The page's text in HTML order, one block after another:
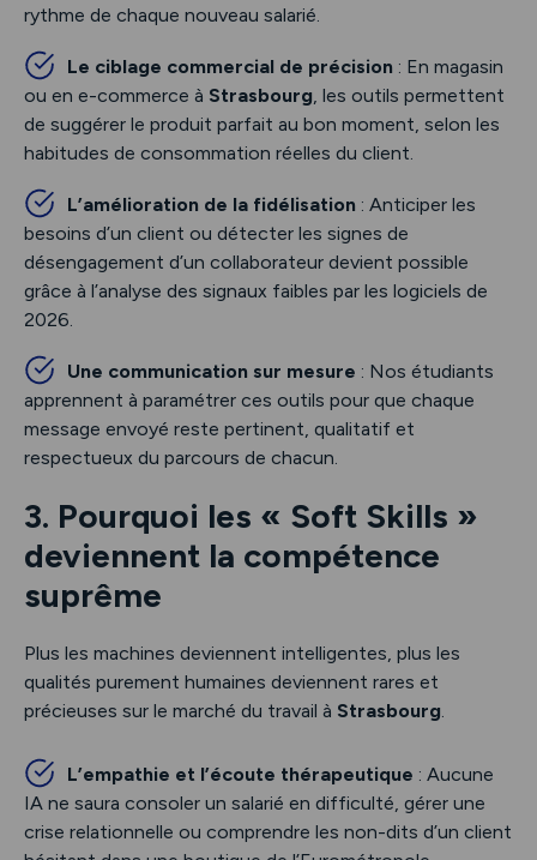
rythme de chaque nouveau salarié.
Le ciblage commercial de précision : En magasin
ou en e-commerce à Strasbourg, les outils permettent
de suggérer le produit parfait au bon moment, selon les
habitudes de consommation réelles du client.
L’amélioration de la fidélisation : Anticiper les
besoins d’un client ou détecter les signes de
désengagement d’un collaborateur devient possible
grâce à l’analyse des signaux faibles par les logiciels de
2026.
Une communication sur mesure : Nos étudiants
apprennent à paramétrer ces outils pour que chaque
message envoyé reste pertinent, qualitatif et
respectueux du parcours de chacun.
3. Pourquoi les « Soft Skills »
deviennent la compétence
suprême
Plus les machines deviennent intelligentes, plus les
qualités purement humaines deviennent rares et
précieuses sur le marché du travail à Strasbourg.
L’empathie et l’écoute thérapeutique : Aucune
IA ne saura consoler un salarié en difficulté, gérer une
crise relationnelle ou comprendre les non-dits d’un client